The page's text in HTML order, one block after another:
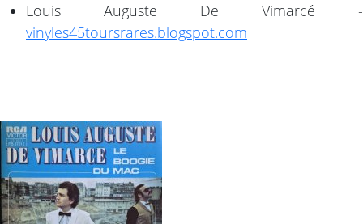
Louis Auguste De Vimarcé -
vinyles45toursrares.blogspot.com